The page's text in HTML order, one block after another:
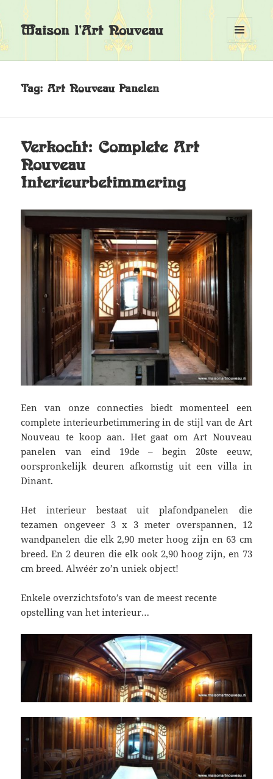
Maison l'Art Nouveau
MENU
EN
Tag:Art Nouveau Panelen
Verkocht: Complete Art
Nouveau
Interieurbetimmering
Een van onze connecties biedt momenteel een
complete interieurbetimmering in de stijl van de Art
Nouveau te koop aan. Het gaat om Art Nouveau
panelen van eind 19de – begin 20ste eeuw,
oorspronkelijk deuren afkomstig uit een villa in
Dinant.
Het interieur bestaat uit plafondpanelen die
tezamen ongeveer 3 x 3 meter overspannen, 12
wandpanelen die elk 2,90 meter hoog zijn en 63 cm
breed. En 2 deuren die elk ook 2,90 hoog zijn, en 73
cm breed. Alwéér zo’n uniek object!
Enkele overzichtsfoto’s van de meest recente
opstelling van het interieur…